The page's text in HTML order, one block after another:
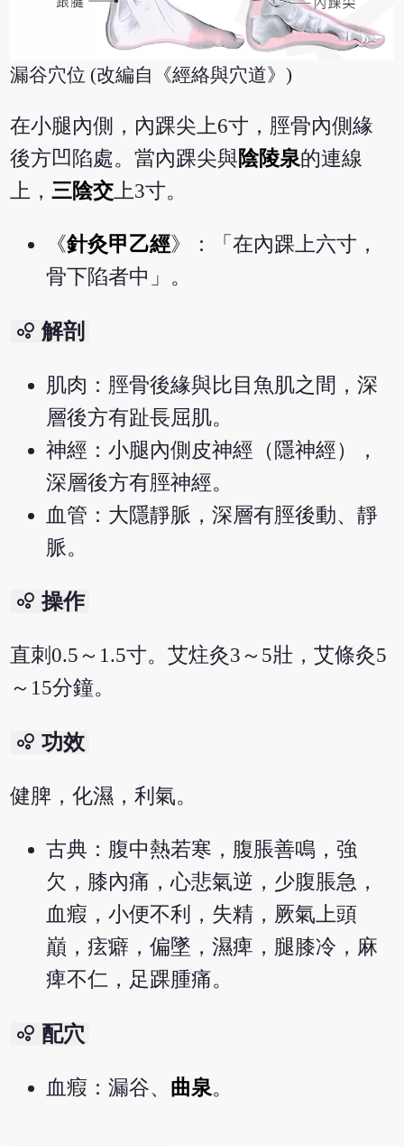
漏谷穴位 (改編自《經絡與穴道》)
在小腿內側，內踝尖上6寸，脛骨內側緣
後方凹陷處。當內踝尖與陰陵泉的連線
上，三陰交 上3寸。
《針灸甲乙經》：「在內踝上六寸，
骨下陷者中」。
bubble_chart 解剖
肌肉：脛骨後緣與比目魚肌之間，深
層後方有趾長屈肌。
神經：小腿內側皮神經（隱神經），
深層後方有脛神經。
血管：大隱靜脈，深層有脛後動、靜
脈。
bubble_chart 操作
直刺0.5～1.5寸。艾炷灸3～5壯，艾條灸5
～15分鐘。
bubble_chart 功效
健脾，化濕，利氣。
古典：腹中熱若寒，腹脹善鳴，強
欠，膝內痛，心悲氣逆，少腹脹急，
血瘕，小便不利，失精，厥氣上頭
巔，痃癖，偏墜，濕痺，腿膝冷，麻
痺不仁，足踝腫痛。
bubble_chart 配穴
血瘕：漏谷、 曲泉。